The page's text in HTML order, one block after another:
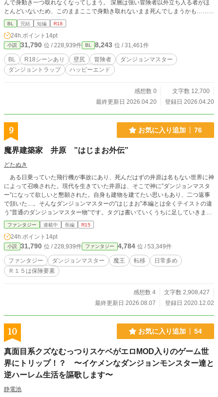
んで身動き一つ取れなくなってしまう。 深層は強い冒険者以外立ち入る者がほ
とんどいないため、このままここで身動き取れないまま死んでしまうかも……と
気弱になるシュガーだったが、ちょうどそこへS級冒険者として有名なソルトが
通りがかりーー。 Ｓ級冒険者×Ｅ級冒険者
BL 完結 短編 R18
24h.ポイント 14pt
小説 31,790 位 / 228,939件 BL 8,243 位 / 31,461件
BL R18シーンあり 壁尻 冒険者
ダンジョンマスター
ダンジョントラップ
ハッピーエンド
感想数 0
文字数 12,700
最終更新日 2026.04.20
登録日 2026.04.20
9 お気に入り追加 76
魔界建築家 井原 ”はじまお外伝”
どたぬき
ある日乗っていた飛行機が事故にあり、死んだはずの井原は名もない世界に神
によって召喚された。現代を生きていた井原は、そこで神に”ダンジョンマスタ
ー”になって欲しいと懇願された。自身も建物を建てたい思いもあり、二つ返事
で頷いた…。そんなダンジョンマスターの”はじまお”本編とは全くテイストの違
う”普通のダンジョンマスター物”です。タグは書いていくうちに足していきま
す。 なろうさんに、これの本編である”はじまりのまおう”があります。そちら
も一緒にご覧ください。こちらもあちらも、一日一話を目標に書いています。
ファンタジー 連載中 長編 R15
24h.ポイント 14pt
小説 31,790 位 / 228,939件 ファンタジー 4,784 位 / 53,349件
ファンタジー ダンジョンマスター 魔王 転移
日常多め
Ｒ１５は保険要素
感想数 4
文字数 2,908,427
最終更新日 2026.08.07
登録日 2020.12.02
10 お気に入り追加 54
真面目系クズなむっつりスケベがエロMOD入りのゲーム世
界にトリップ！？ 〜イケメンなダンジョンモンスター達と
逆ハーレム生活を謳歌します〜
静電池